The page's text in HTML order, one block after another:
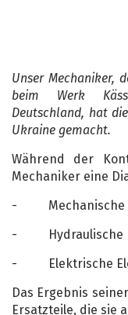
Unser Mechaniker,
beim Werk
Deutschland, hat
Ukraine gemacht.
Während der
Mechaniker eine
- Mechanische
- Hydraulische
- Elektrische
Das Ergebnis
Ersatzteile, die sie